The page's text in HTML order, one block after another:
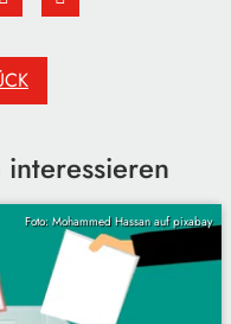
Foto: Mohammed Hassan auf pixabay